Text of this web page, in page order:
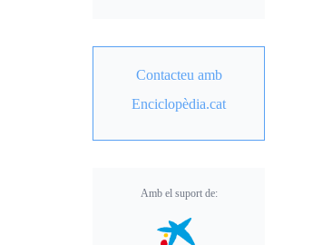
Contacteu amb
Enciclopèdia.cat
Amb el suport de: